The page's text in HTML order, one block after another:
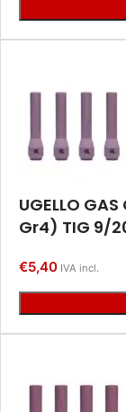
UGELLO
Gr4) TIG 9/
€5,40 IVA incl.